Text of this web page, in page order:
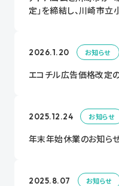
定」を締結し、川崎市
2026.1.20 お知らせ
エコチル広告価格改定
2025.12.24 お知らせ
年末年始休業のお知ら
2025.8.07 お知らせ